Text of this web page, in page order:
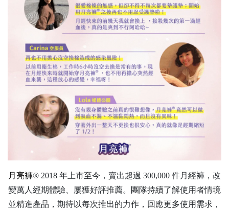
月亮褲® 2018 年上市至今，賣出超過 300,000 件月經褲，改
變萬人經期體驗、屢獲好評推薦。團隊持續了解使用者情境
並精進產品，期待以每次推出的力作，回應更多使用需求，